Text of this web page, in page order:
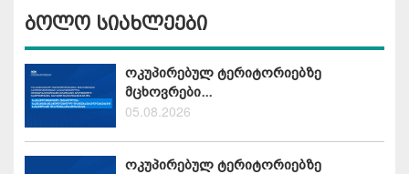
ბოლო სიახლეები
ოკუპირებულ ტერიტორიებზე
მცხოვრები...
05.08.2026
ოკუპირებულ ტერიტორიებზე